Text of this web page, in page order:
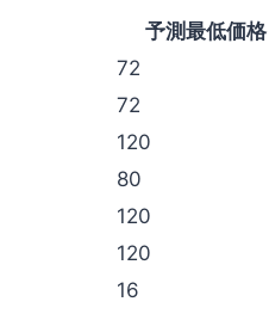
予測最低価格
72
72
120
80
120
120
16